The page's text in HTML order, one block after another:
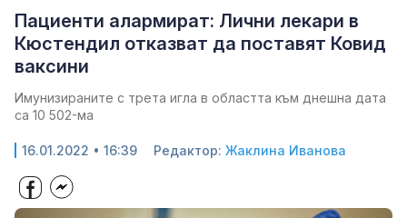
Пациенти алармират: Лични лекари в
Кюстендил отказват да поставят Ковид
ваксини
Имунизираните с трета игла в областта към днешна дата
са 10 502-ма
16.01.2022 • 16:39 Редактор: Жаклина Иванова